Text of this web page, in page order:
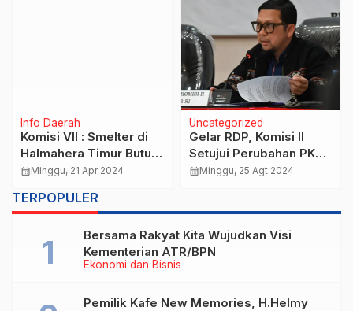
Info Daerah
Komisi VII : Smelter di
Halmahera Timur Butuh
Sinergi PLN dan Antam
calendar_monthMinggu, 21 Apr 2024
Uncategorized
Gelar RDP, Komisi II
Setujui Perubahan PKPU
untuk Pilkada 2024
calendar_monthMinggu, 25 Agt 2024
TERPOPULER
Ekonomi dan Bisnis
Bersama Rakyat Kita Wujudkan Visi
Kementerian ATR/BPN
Pemilik Kafe New Memories, H.Helmy